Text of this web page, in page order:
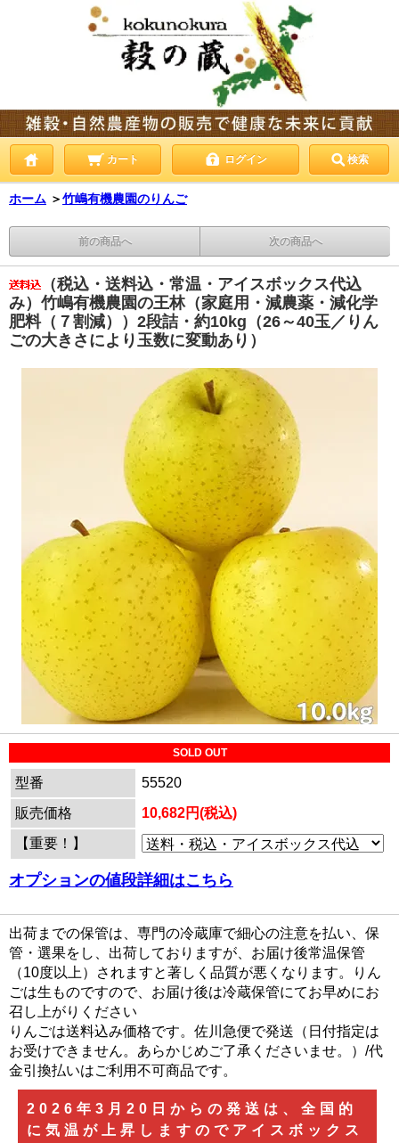
カート ログイン 検索
ホーム ＞竹嶋有機農園のりんご
前の商品へ 次の商品へ
（税込・送料込・常温・アイスボックス代込
み）竹嶋有機農園の王林（家庭用・減農薬・減化学
肥料（７割減））2段詰・約10kg（26～40玉／りん
ごの大きさにより玉数に変動あり）
SOLD OUT
型番
55520
販売価格
10,682円(税込)
【重要！】
オプションの値段詳細はこちら
出荷までの保管は、専門の冷蔵庫で細心の注意を払い、保
管・選果をし、出荷しておりますが、お届け後常温保管
（10度以上）されますと著しく品質が悪くなります。りん
ごは生ものですので、お届け後は冷蔵保管にてお早めにお
召し上がりください
りんごは送料込み価格です。佐川急便で発送（日付指定は
お受けできません。あらかじめご了承くださいませ。）/代
金引換払いはご利用不可商品です。
2026年3月20日からの発送は、全国的
に気温が上昇しますのでアイスボックス